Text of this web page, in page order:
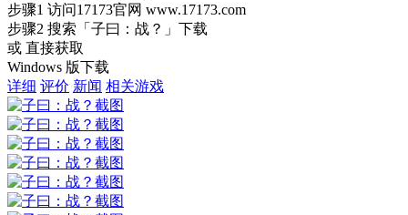
步骤1 访问17173官网 www.17173.com
步骤2 搜索 「子曰：战？」 下载
或 直接获取
Windows 版下载
详细 评价 新闻 相关游戏